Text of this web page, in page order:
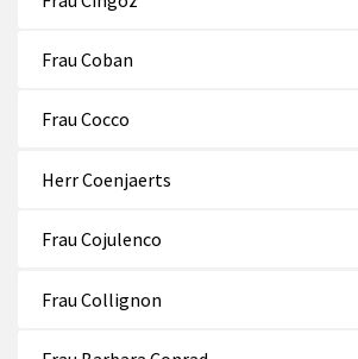
Frau Coban
Frau Cocco
Herr Coenjaerts
Frau Cojulenco
Frau Collignon